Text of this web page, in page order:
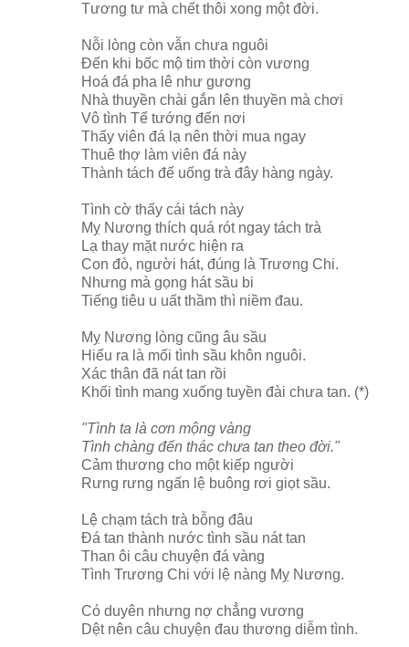
Tương tư mà chết thôi xong một đời.
Nỗi lòng còn vẫn chưa nguôi
Đến khi bốc mộ tim thời còn vương
Hoá đá pha lê như gương
Nhà thuyền chài gắn lên thuyền mà chơi
Vô tình Tể tướng đến nơi
Thấy viên đá lạ nên thời mua ngay
Thuê thợ làm viên đá này
Thành tách để uống trà đây hàng ngày.
Tình cờ thấy cái tách này
Mỵ Nương thích quá rót ngay tách trà
Lạ thay mặt nước hiện ra
Con đò, người hát, đúng là Trương Chi.
Nhưng mà gọng hát sầu bi
Tiếng tiêu u uất thầm thì niềm đau.
Mỵ Nương lòng cũng âu sầu
Hiểu ra là mối tình sầu khôn nguôi.
Xác thân đã nát tan rồi
Khối tình mang xuống tuyền đài chưa tan. (*)
"Tình ta là cơn mộng vàng
Tình chàng đến thác chưa tan theo đời."
Cảm thương cho một kiếp người
Rưng rưng ngấn lệ buông rơi giọt sầu.
Lệ chạm tách trà bỗng đâu
Đá tan thành nước tình sầu nát tan
Than ôi câu chuyện đá vàng
Tình Trương Chi với lệ nàng Mỵ Nương.
Có duyên nhưng nợ chẳng vương
Dệt nên câu chuyện đau thương diễm tình.